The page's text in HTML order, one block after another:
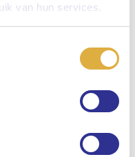
van hun services.